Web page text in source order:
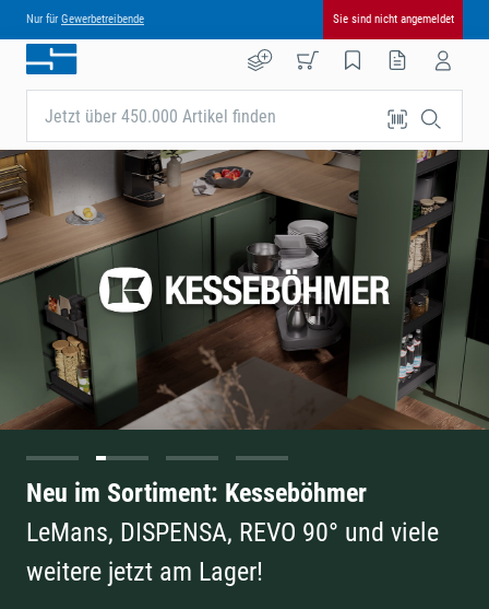
Nur für Gewerbetreibende Sie sind nicht angemeldet
Jetzt über 450.000 Artikel finden
Neu im Sortiment: Kesseböhmer
LeMans, DISPENSA, REVO 90° und viele
weitere jetzt am Lager!